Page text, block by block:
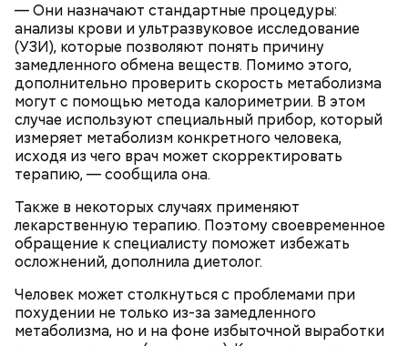
— Они назначают стандартные процедуры:
анализы крови и ультразвуковое исследование
(УЗИ), которые позволяют понять причину
замедленного обмена веществ. Помимо этого,
дополнительно проверить скорость метаболизма
могут с помощью метода калориметрии. В этом
случае используют специальный прибор, который
измеряет метаболизм конкретного человека,
исходя из чего врач может скорректировать
терапию, — сообщила она.
Также в некоторых случаях применяют
лекарственную терапию. Поэтому своевременное
обращение к специалисту поможет избежать
осложнений, дополнила диетолог.
Человек может столкнуться с проблемами при
похудении не только из-за замедленного
метаболизма, но и на фоне избыточной выработки
День попутного ветра